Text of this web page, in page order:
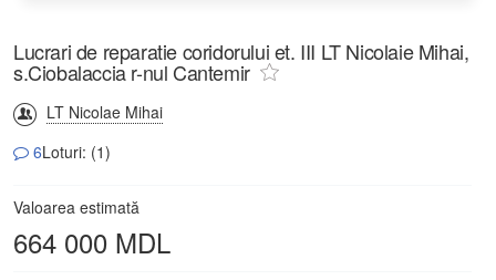
Lucrari de reparatie coridorului et. III LT Nicolaie Mihai,
s.Ciobalaccia r-nul Cantemir
LT Nicolae Mihai
6Loturi: (1)
Valoarea estimată
664 000 MDL